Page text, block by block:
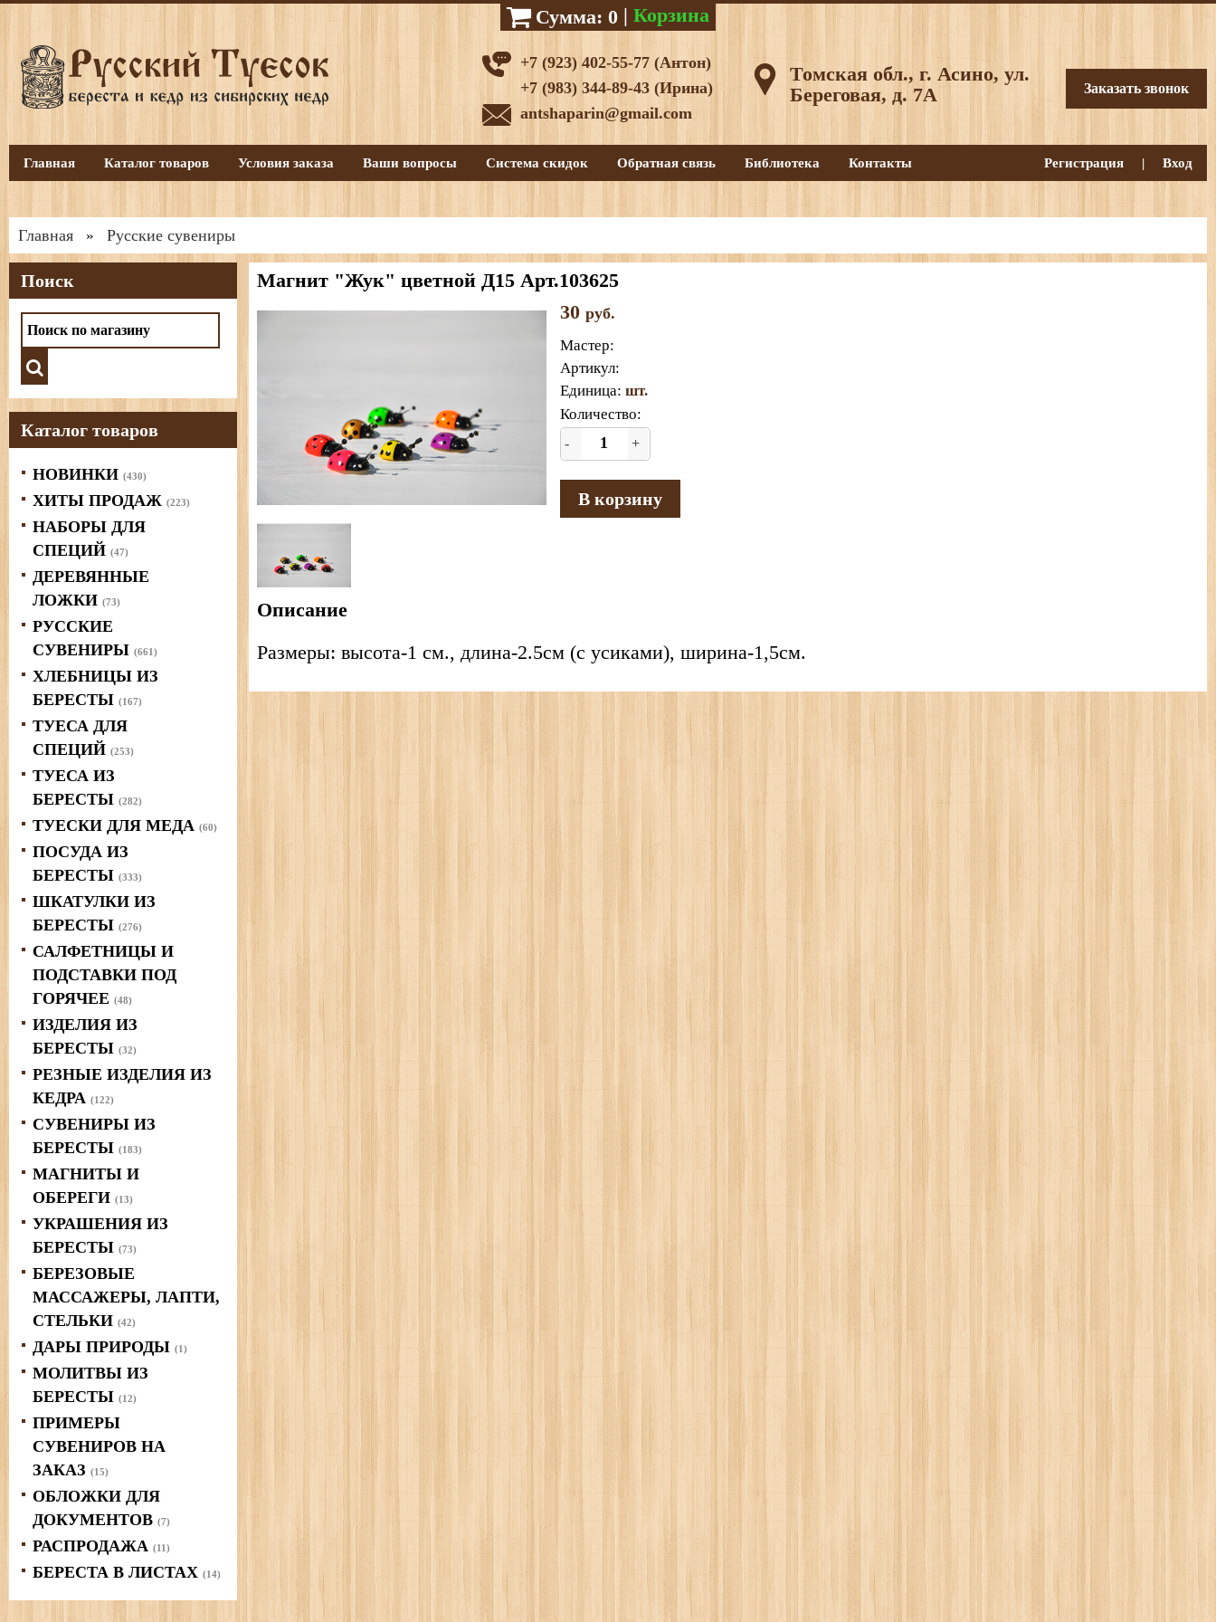
Сумма: 0 | Корзина
Главная Каталог товаров Условия заказа Ваши вопросы Система скидок Обратная связь Библиотека Контакты Регистрация | Вход
+7 (923) 402-55-77 (Антон)
+7 (983) 344-89-43 (Ирина)
antshaparin@gmail.com
Томская обл., г. Асино, ул.
Береговая, д. 7А
Заказать звонок
Главная » Русские сувениры
Магнит "Жук" цветной Д15 Арт.103625
30 руб.
Мастер:
Артикул:
Единица: шт.
Количество:
- +
В корзину
Описание
Размеры: высота-1 см., длина-2.5см (с усиками), ширина-1,5см.
Поиск
Каталог товаров
НОВИНКИ (430)
ХИТЫ ПРОДАЖ (223)
НАБОРЫ ДЛЯ
СПЕЦИЙ (47)
ДЕРЕВЯННЫЕ
ЛОЖКИ (73)
РУССКИЕ
СУВЕНИРЫ (661)
ХЛЕБНИЦЫ ИЗ
БЕРЕСТЫ (167)
ТУЕСА ДЛЯ
СПЕЦИЙ (253)
ТУЕСА ИЗ
БЕРЕСТЫ (282)
ТУЕСКИ ДЛЯ МЕДА (60)
ПОСУДА ИЗ
БЕРЕСТЫ (333)
ШКАТУЛКИ ИЗ
БЕРЕСТЫ (276)
САЛФЕТНИЦЫ И
ПОДСТАВКИ ПОД
ГОРЯЧЕЕ (48)
ИЗДЕЛИЯ ИЗ
БЕРЕСТЫ (32)
РЕЗНЫЕ ИЗДЕЛИЯ ИЗ
КЕДРА (122)
СУВЕНИРЫ ИЗ
БЕРЕСТЫ (183)
МАГНИТЫ И
ОБЕРЕГИ (13)
УКРАШЕНИЯ ИЗ
БЕРЕСТЫ (73)
БЕРЕЗОВЫЕ
МАССАЖЕРЫ, ЛАПТИ,
СТЕЛЬКИ (42)
ДАРЫ ПРИРОДЫ (1)
МОЛИТВЫ ИЗ
БЕРЕСТЫ (12)
ПРИМЕРЫ
СУВЕНИРОВ НА
ЗАКАЗ (15)
ОБЛОЖКИ ДЛЯ
ДОКУМЕНТОВ (7)
РАСПРОДАЖА (11)
БЕРЕСТА В ЛИСТАХ (14)